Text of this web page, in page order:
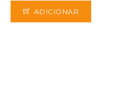
ADICIONAR